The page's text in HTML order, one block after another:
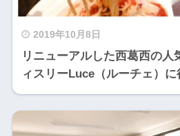
2019年10月8日
リニューアルした西葛西の人
ィスリーLuce（ルーチェ）